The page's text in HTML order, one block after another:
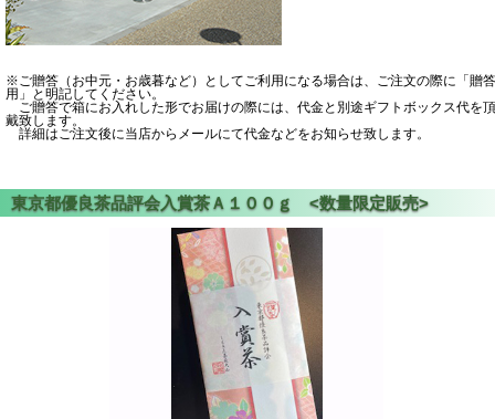
※ご贈答（お中元・お歳暮など）としてご利用になる場合は、ご注文の際に「贈答
用」と明記してください。
ご贈答で箱にお入れした形でお届けの際には、代金と別途ギフトボックス代を頂
戴致します。
詳細はご注文後に当店からメールにて代金などをお知らせ致します。